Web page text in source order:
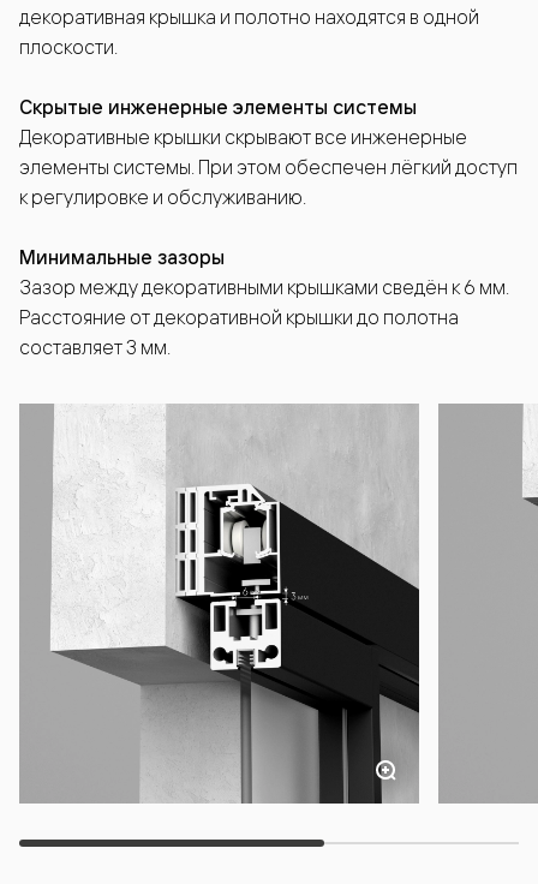
декоративная крышка и полотно находятся в одной
плоскости.
Скрытые инженерные элементы системы
Декоративные крышки скрывают все инженерные
элементы системы. При этом обеспечен лёгкий доступ
к регулировке и обслуживанию.
Минимальные зазоры
Зазор между декоративными крышками сведён к 6 мм.
Расстояние от декоративной крышки до полотна
составляет 3 мм.